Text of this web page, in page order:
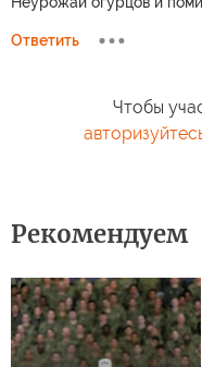
Ответить
Чтобы
Рекомендуем